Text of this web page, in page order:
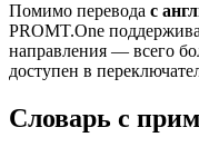
Помимо перевода с
PROMT.One
направления — всего
доступен в
Словарь с